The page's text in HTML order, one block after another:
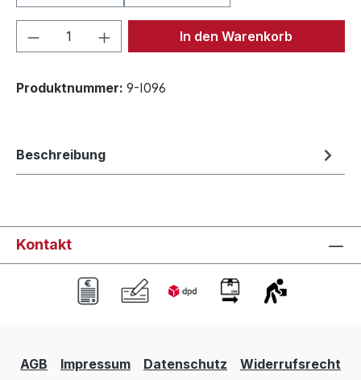
Produkt Anzahl: Gib denIn den Warenkorb
Produktnummer: 9-I096
Beschreibung
Kontakt
AGB Impressum Datenschutz Widerrufsrecht